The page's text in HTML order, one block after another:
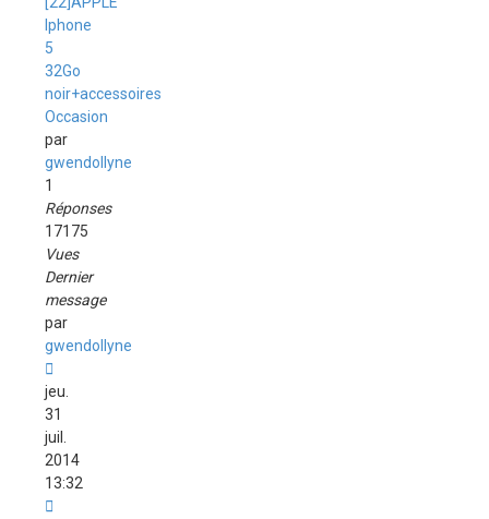
Iphone
5
32Go
noir+accessoires
Occasion
par
gwendollyne
1
Réponses
17175
Vues
Dernier
message
par
gwendollyne
jeu.
31
juil.
2014
13:32